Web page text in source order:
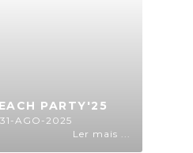
PARTY'25
AGO-2025
Ler mais ...